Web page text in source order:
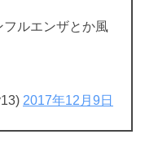
ルエンザとか風
2017年12月9日